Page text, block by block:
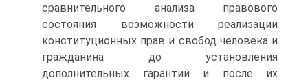
сравнительного анализа правового
состояния возможности реализации
конституционных прав и свобод человека и
гражданина до установления
дополнительных гарантий и после их